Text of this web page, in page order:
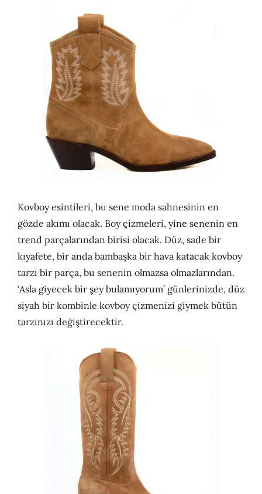
Kovboy esintileri, bu sene moda sahnesinin en
gözde akımı olacak. Boy çizmeleri, yine senenin en
trend parçalarından birisi olacak. Düz, sade bir
kıyafete, bir anda bambaşka bir hava katacak kovboy
tarzı bir parça, bu senenin olmazsa olmazlarından.
‘Asla giyecek bir şey bulamıyorum’ günlerinizde, düz
siyah bir kombinle kovboy çizmenizi giymek bütün
tarzınızı değiştirecektir.